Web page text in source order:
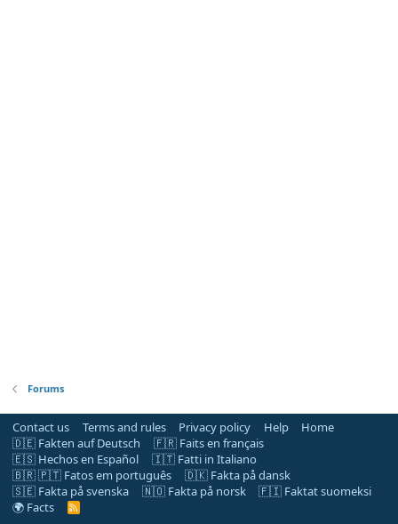
Forums
Contact us Terms and rules Privacy policy Help
Home
🇩🇪 Fakten auf Deutsch
🇫🇷 Faits en français
🇪🇸 Hechos en Español
🇮🇹 Fatti in Italiano
🇧🇷 🇵🇹 Fatos em português
🇩🇰 Fakta på dansk
🇸🇪 Fakta på svenska
🇳🇴 Fakta på norsk
🇫🇮 Faktat suomeksi
🌍 Facts
R